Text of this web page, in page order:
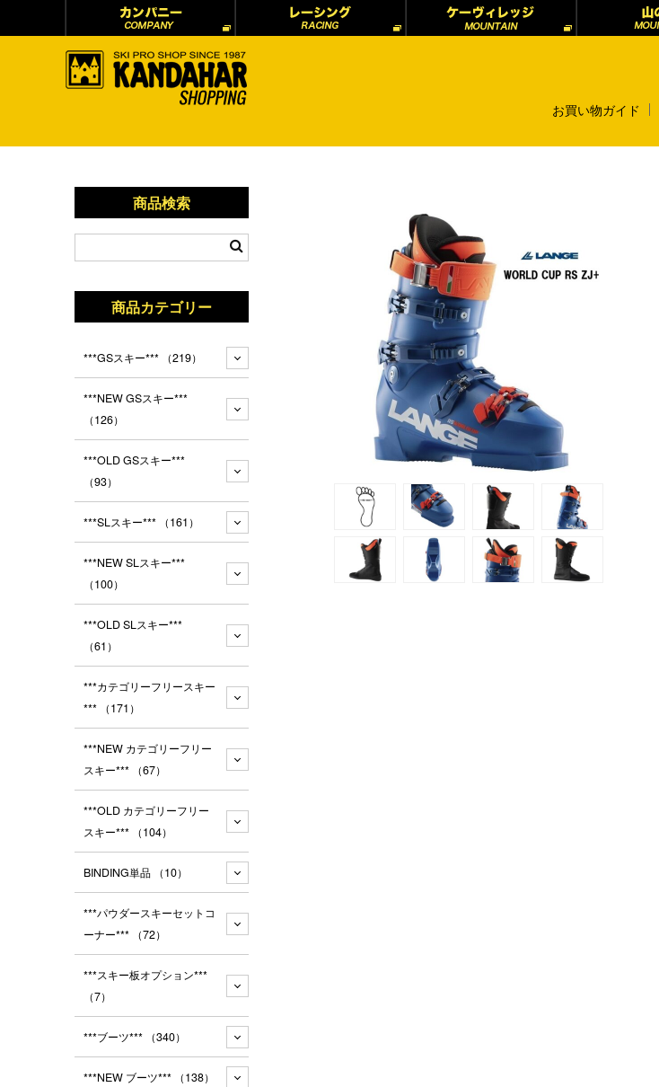
お買い物ガイド
商品検索
商品カテゴリー
***GSスキー*** （219）
***NEW GSスキー***
（126）
***OLD GSスキー***
（93）
***SLスキー*** （161）
***NEW SLスキー***
（100）
***OLD SLスキー***
（61）
***カテゴリーフリースキー
*** （171）
***NEW カテゴリーフリー
スキー*** （67）
***OLD カテゴリーフリー
スキー*** （104）
BINDING単品 （10）
***パウダースキーセットコ
ーナー*** （72）
***スキー板オプション***
（7）
***ブーツ*** （340）
***NEW ブーツ*** （138）